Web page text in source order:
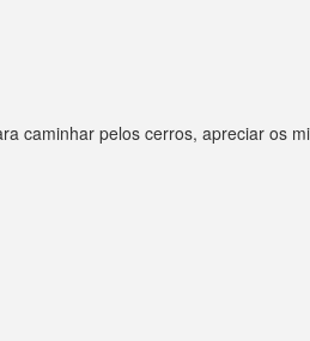
caminhar pelos cerros, apreciar os